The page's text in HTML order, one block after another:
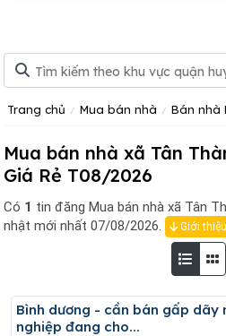
Trang chủ Mua bán nhà Bán nhà
Mua bán nhà xã Tân
Giá Rẻ T08/2026
Có 1 tin đăng Mua bán nhà xã Tân
nhật mới nhất 07/08/2026.
Giới thiệu
Bình dương - cần bán gấp dãy nhà trọ trong khu công
nghiệp đang cho...